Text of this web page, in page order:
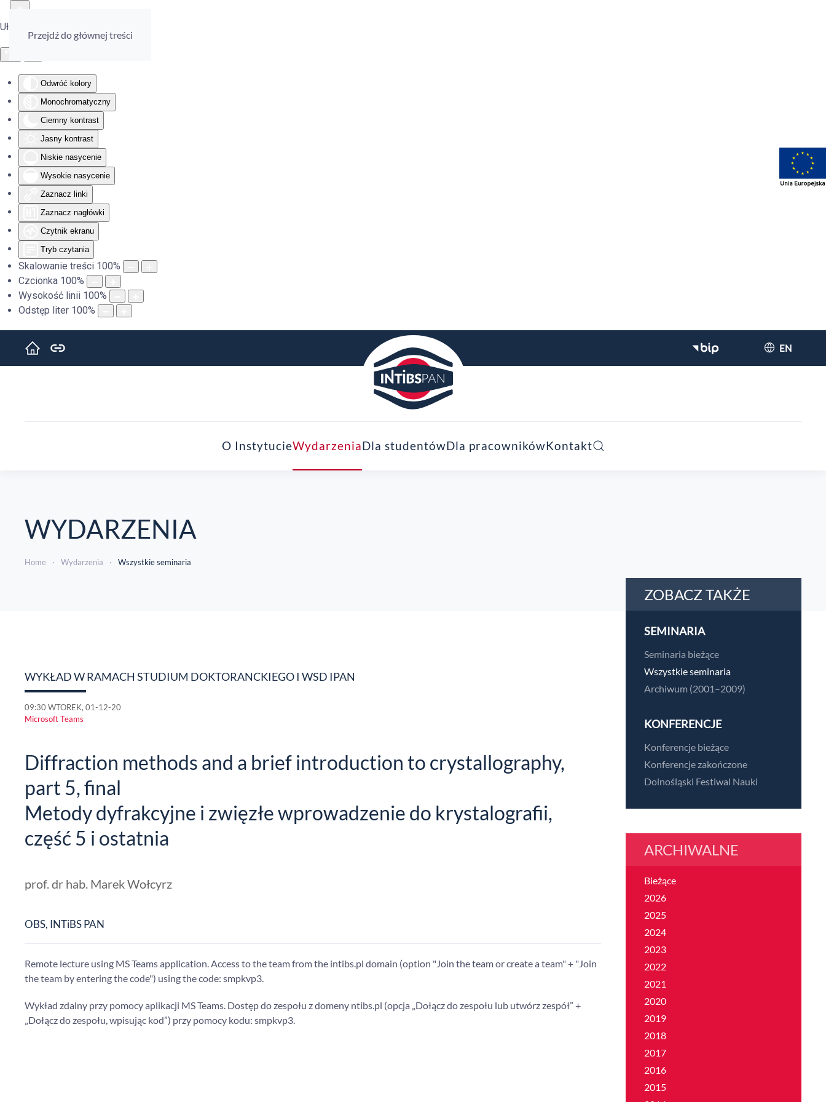
Ułatwienia dostępu
Odwróć kolory
Monochromatyczny
Ciemny kontrast
Jasny kontrast
Niskie nasycenie
Wysokie nasycenie
Zaznacz linki
Zaznacz nagłówki
Czytnik ekranu
Tryb czytania
Skalowanie treści 100%
Czcionka 100%
Wysokość linii 100%
Odstęp liter 100%
Przejdź do głównej treści
EN
O InstytucieWydarzeniaDla studentówDla pracownikówKontakt
WYDARZENIA
Home Wydarzenia Wszystkie seminaria
WYKŁAD W RAMACH STUDIUM DOKTORANCKIEGO I WSD IPAN
09:30 WTOREK, 01-12-20
Microsoft Teams
Diffraction methods and a brief introduction to crystallography,
part 5, final
Metody dyfrakcyjne i zwięzłe wprowadzenie do krystalografii,
część 5 i ostatnia
prof. dr hab. Marek Wołcyrz
OBS, INTiBS PAN
Remote lecture using MS Teams application. Access to the team from the intibs.pl domain (option "Join the team or create a team" + "Join
the team by entering the code") using the code: smpkvp3.
Wykład zdalny przy pomocy aplikacji MS Teams. Dostęp do zespołu z domeny ntibs.pl (opcja „Dołącz do zespołu lub utwórz zespół” +
„Dołącz do zespołu, wpisując kod”) przy pomocy kodu: smpkvp3.
ZOBACZ TAKŻE
SEMINARIA
Seminaria bieżące
Wszystkie seminaria
Archiwum (2001–2009)
KONFERENCJE
Konferencje bieżące
Konferencje zakończone
Dolnośląski Festiwal Nauki
ARCHIWALNE
Bieżące
2026
2025
2024
2023
2022
2021
2020
2019
2018
2017
2016
2015